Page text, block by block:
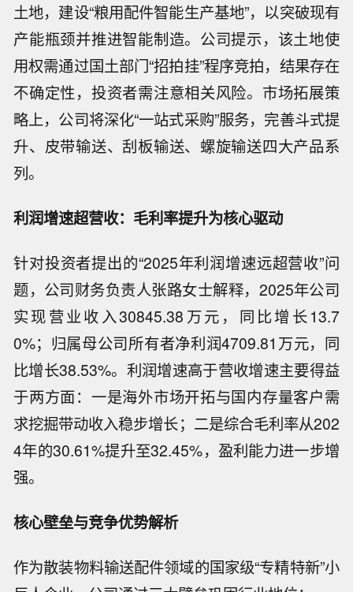
土地，建设“粮用配件智能生产基地”，以突破现有
产能瓶颈并推进智能制造。公司提示，该土地使
用权需通过国土部门“招拍挂”程序竞拍，结果存在
不确定性，投资者需注意相关风险。市场拓展策
略上，公司将深化“一站式采购”服务，完善斗式提
升、皮带输送、刮板输送、螺旋输送四大产品系
列。
利润增速超营收：毛利率提升为核心驱动
针对投资者提出的“2025年利润增速远超营收”问
题，公司财务负责人张路女士解释，2025年公司
实现营业收入30845.38万元，同比增长13.7
0%；归属母公司所有者净利润4709.81万元，同
比增长38.53%。利润增速高于营收增速主要得益
于两方面：一是海外市场开拓与国内存量客户需
求挖掘带动收入稳步增长；二是综合毛利率从202
4年的30.61%提升至32.45%，盈利能力进一步增
强。
核心壁垒与竞争优势解析
作为散装物料输送配件领域的国家级“专精特新”小